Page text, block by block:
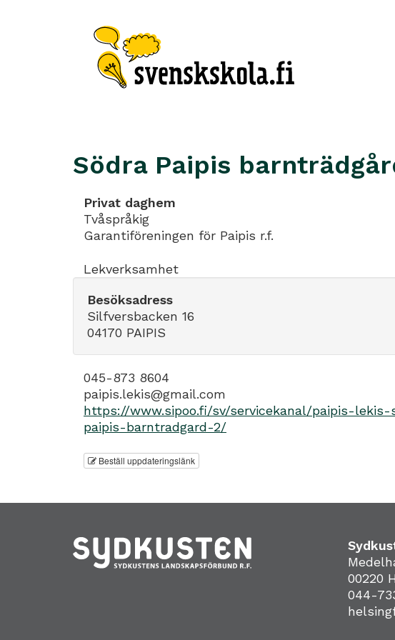
Södra Paipis
Privat daghem
Tvåspråkig
Garantiföreningen för Paipis r.f.
Lekverksamhet
Besöksadress
Silfversbacken 16
04170 PAIPIS
045-873 8604
paipis.lekis@gmail.com
https://www.sipoo.fi/sv/servicekanal/paipis-lekis-
paipis-barntradgard-2/
Beställ uppdateringslänk
00220
044-